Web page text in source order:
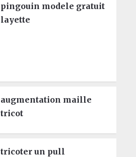
pingouin modele gratuit
layette
augmentation maille
tricot
tricoter un pull